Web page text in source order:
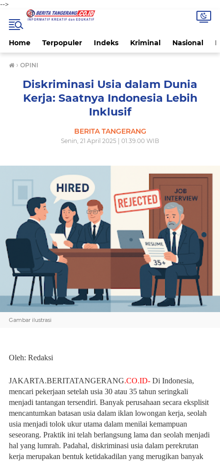
-->
Home Terpopuler Indeks Kriminal Nasional
› OPINI
Diskriminasi Usia dalam Dunia
Kerja: Saatnya Indonesia Lebih
Inklusif
BERITA TANGERANG
Senin, 21 April 2025 | 01.39.00 WIB
Gambar ilustrasi
Oleh: Redaksi
JAKARTA.BERITATANGERANG.CO.ID- Di Indonesia,
mencari pekerjaan setelah usia 30 atau 35 tahun seringkali
menjadi tantangan tersendiri. Banyak perusahaan secara eksplisit
mencantumkan batasan usia dalam iklan lowongan kerja, seolah
usia menjadi tolok ukur utama dalam menilai kemampuan
seseorang. Praktik ini telah berlangsung lama dan seolah menjadi
hal yang lumrah. Padahal, diskriminasi usia dalam perekrutan
kerja merupakan bentuk ketidakadilan yang merugikan banyak